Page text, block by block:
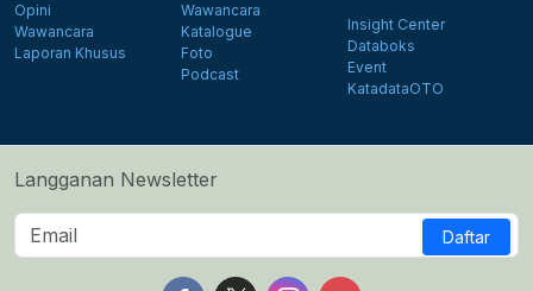
Opini
Wawancara
Laporan Khusus
Wawancara
Katalogue
Foto
Podcast
Insight Center
Databoks
Event
KatadataOTO
Langganan Newsletter
Daftar